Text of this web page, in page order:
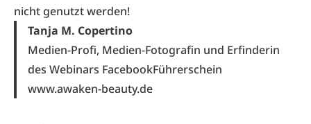
nicht genutzt werden!
Tanja M. Copertino
Medien-Profi, Medien-Fotografin und Erfinderin
des Webinars FacebookFührerschein
www.awaken-beauty.de